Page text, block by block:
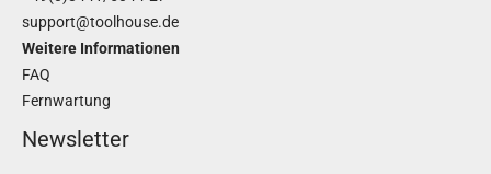
support@toolhouse.de
Weitere Informationen
FAQ
Fernwartung
Newsletter